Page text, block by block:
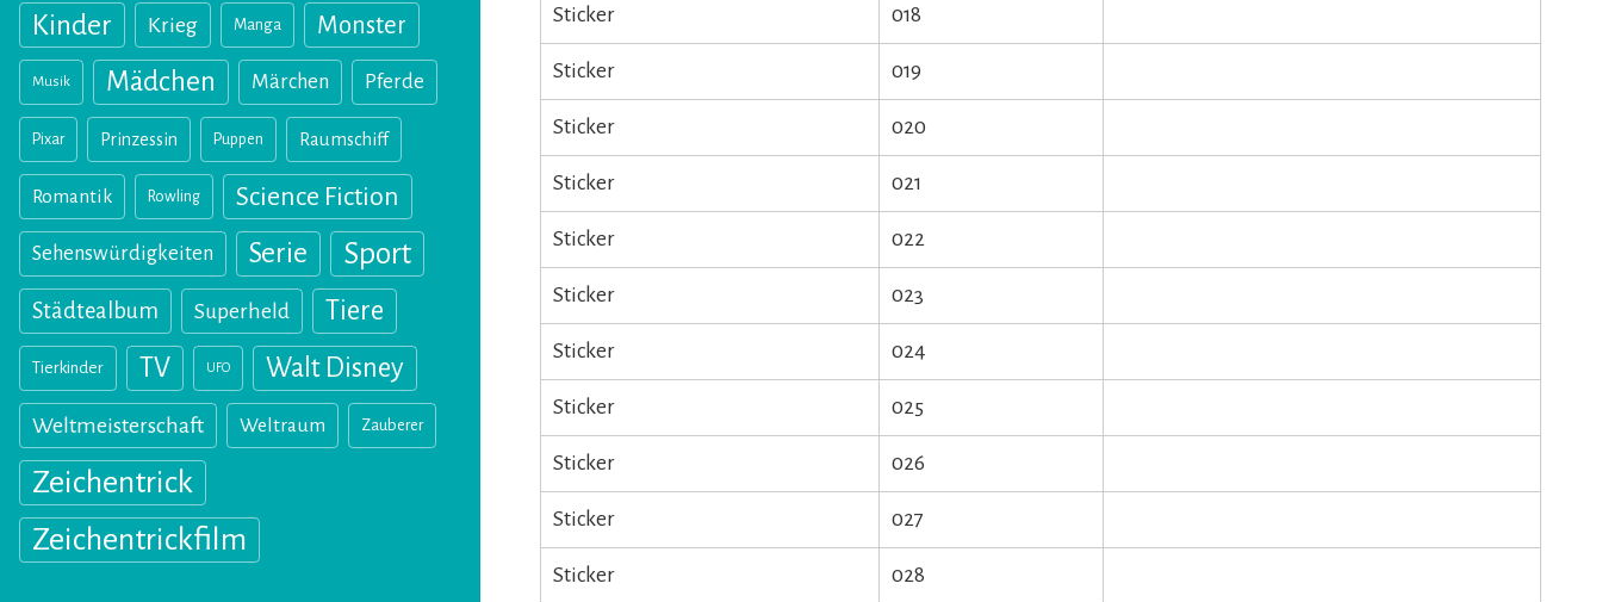
Kinder Krieg Manga Monster
Musik Mädchen Märchen Pferde
Pixar Prinzessin Puppen Raumschiff
Romantik Rowling Science Fiction
Sehenswürdigkeiten Serie Sport
Städtealbum Superheld Tiere
Tierkinder TV UFO Walt Disney
Weltmeisterschaft Weltraum Zauberer
Zeichentrick
Zeichentrickfilm
Sticker 018
Sticker 019
Sticker 020
Sticker 021
Sticker 022
Sticker 023
Sticker 024
Sticker 025
Sticker 026
Sticker 027
Sticker 028